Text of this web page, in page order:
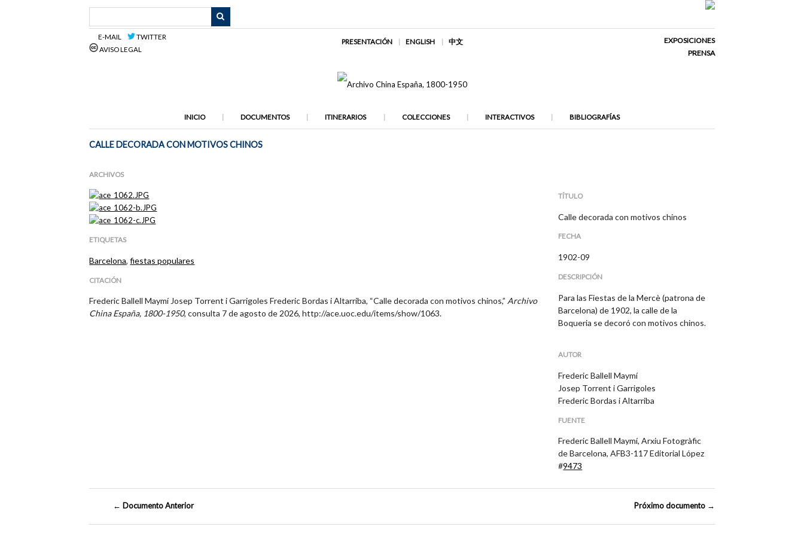
E-MAIL
TWITTER
AVISO LEGAL
PRESENTACIÓN ENGLISH 中文
EXPOSICIONES
PRENSA
INICIO DOCUMENTOS ITINERARIOS COLECCIONES INTERACTIVOS BIBLIOGRAFÍAS
CALLE DECORADA CON MOTIVOS CHINOS
ARCHIVOS
ETIQUETAS
Barcelona,fiestas populares
CITACIÓN
Frederic Ballell Maymí Josep Torrent i Garrigoles Frederic Bordas i Altarriba, “Calle decorada con motivos chinos,”Archivo
China España, 1800-1950, consulta 7 de agosto de 2026,http://ace.uoc.edu/items/show/1063.
TÍTULO
Calle decorada con motivos chinos
FECHA
1902-09
DESCRIPCIÓN
Para las Fiestas de la Mercè (patrona de
Barcelona) de 1902, la calle de la
Boqueria se decoró con motivos chinos.
AUTOR
Frederic Ballell Maymí
Josep Torrent i Garrigoles
Frederic Bordas i Altarriba
FUENTE
Frederic Ballell Maymí, Arxiu Fotogràfic
de Barcelona, AFB3-117 Editorial López
#9473
← Documento Anterior Próximo documento →